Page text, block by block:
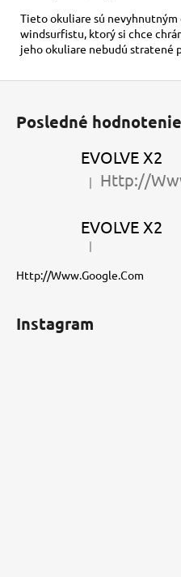
Tieto okuliare sú
windsurfistu, ktorý si chce
jeho okuliare nebudú stratené
Posledné
EVOLVE X2
Hodnotenie
| Http://
EVOLVE X2
Hodnotenie
|
Http://Www.Google.Com
Instagram